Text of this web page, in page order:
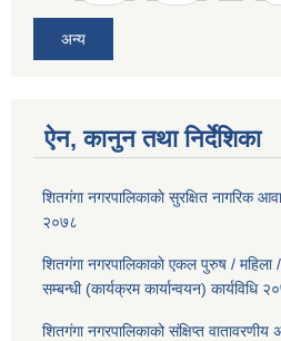
अन्य
ऐन, कानुन तथा निर्देशिका
शितगंगा नगरपालिकाकाे सुरक्षित नागरिक
२०७८
शितगंगा नगरपालिकाकाे एकल पुरुष / महिला
सम्बन्धी (कार्यक्रम कार्यान्वयन) कार्यविधि
शितगंगा नगरपालिकाको संक्षिप्त